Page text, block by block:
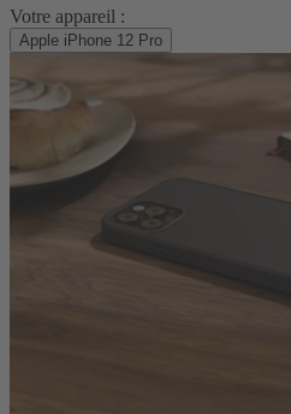
Votre appareil :
Apple iPhone 12 Pro